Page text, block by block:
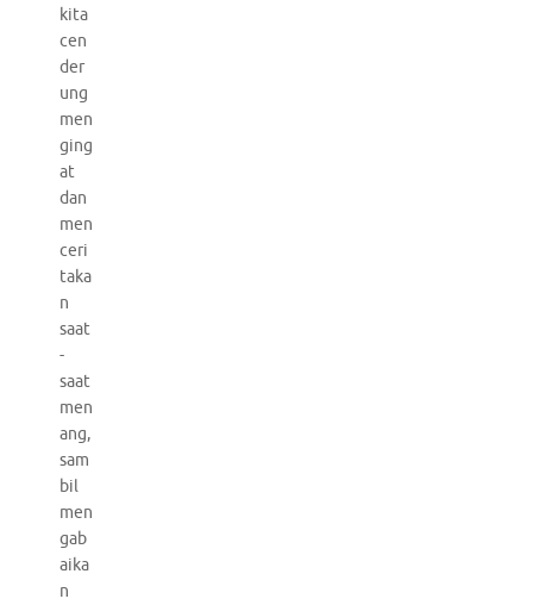
kita
cen
der
ung
men
ging
at
dan
men
ceri
taka
n
saat
-
saat
men
ang,
sam
bil
men
gab
aika
n